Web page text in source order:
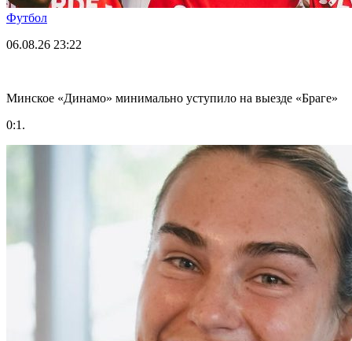
Футбол
06.08.26 23:22
Минское «Динамо» минимально уступило на выезде «Браге»
0:1.